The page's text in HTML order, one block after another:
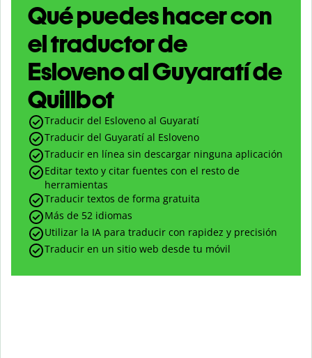
Qué puedes hacer con
el traductor de
Esloveno al Guyaratí de
Quillbot
Traducir del Esloveno al Guyaratí
Traducir del Guyaratí al Esloveno
Traducir en línea sin descargar ninguna aplicación
Editar texto y citar fuentes con el resto de
herramientas
Traducir textos de forma gratuita
Más de 52 idiomas
Utilizar la IA para traducir con rapidez y precisión
Traducir en un sitio web desde tu móvil